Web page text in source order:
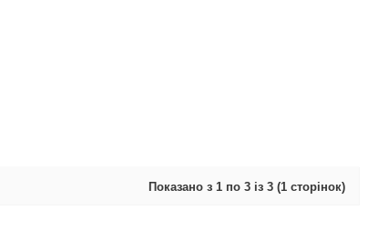
Показано з 1 по 3 із 3 (1 сторінок)